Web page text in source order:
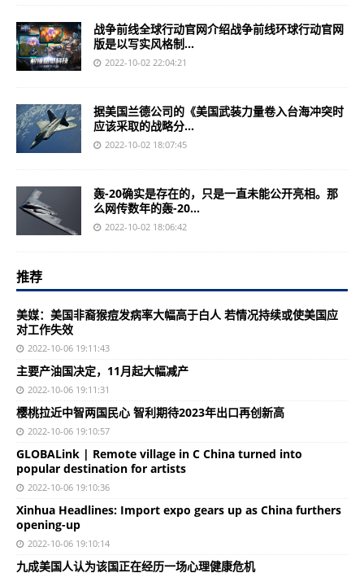
战争前线全球行动官网介绍战争前线环球行动官网
版是以写实风格制...
2022-10-02 22:04:21
据美国兰德公司的《美国武装力量卷入台海冲突时
应该采取的战略分...
2022-10-02 18:07:45
轰-20确实是存在的，只是一直未能公开亮相。那
么网传数年的轰-20...
2022-10-02 18:06:42
推荐
美媒：美国非裔猴痘发病率大幅高于白人 若情况持续或使美国应
对工作失效
2022-10-06 19:11:43
主要产油国决定，11月起大幅减产
2022-10-06 19:11:31
樱桃拉近中智两国民心 智利期待2023年出口再创新高
2022-10-06 19:10:57
GLOBALink | Remote village in C China turned into
popular destination for artists
2022-10-06 19:10:36
Xinhua Headlines: Import expo gears up as China furthers
opening-up
2022-10-06 19:10:14
九成美国人认为该国正在经历一场心理健康危机